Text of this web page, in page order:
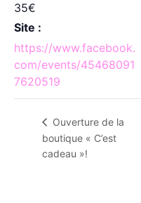
35€
Site :
https://www.facebook.
com/events/45468091
7620519
Ouverture de la
boutique « C’est
cadeau »!